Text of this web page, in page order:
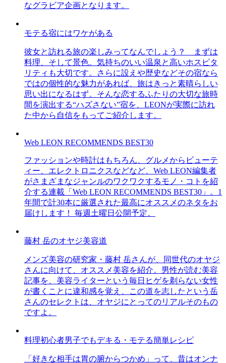
なグラビア企画となります。
モテる宿にはワケがある
彼女と訪れる旅の楽しみってなんでしょう？ まずは
料理、そして景色。気持ちのいい温泉と高いホスピタ
リティも大切です。さらに設えや歴史などその宿なら
ではの個性的な魅力があれば、旅はきっと素晴らしい
思い出になるはず。そんな恋するふたりの大切な旅時
間を演出する“ハズさない”宿を、LEONが実際に訪れ
た中から自信をもってご紹介します。
Web LEON RECOMMENDS BEST30
ファッションや時計はもちろん、グルメからビューテ
ィー、エレクトロニクスなどなど、Web LEON編集者
がさまざまなジャンルのワクワクするモノ・コトを紹
介する連載「Web LEON RECOMMENDS BEST30」。1
年間で計30本に厳選された最高にオススメのネタをお
届けします！ 毎週土曜日公開予定。
藤村 岳のオヤジ美容道
メンズ美容の研究家・藤村 岳さんが、同世代のオヤジ
さんに向けて、オススメ美容を紹介。男性が読む美容
記事を、美容ライターという毎日ヒゲを剃らない女性
が書くことに違和感を覚え、この道を志したという岳
さんのセレクトは、オヤジにとってのリアルそのもの
ですよ。
料理初心者男子でもデキる・モテる簡単レシピ
「好きな相手は胃の腑からつかめ」って、昔はオンナ